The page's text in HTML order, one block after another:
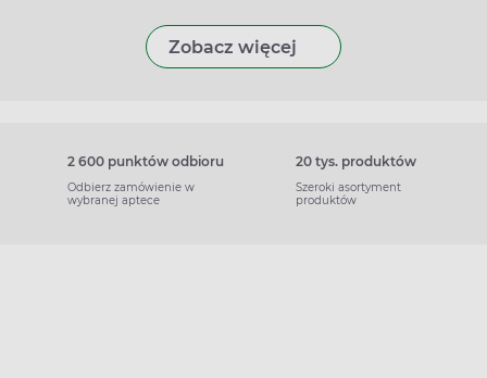
Zobacz więcej
2 600 punktów odbioru
Odbierz zamówienie w
wybranej aptece
20 tys. produktów
Szeroki asortyment
produktów